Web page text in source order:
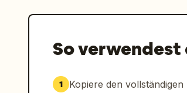
So
1 Kopiere den